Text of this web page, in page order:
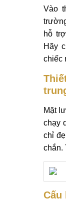
Vào
hỗ
Hãy
chiếc
Mặt
chạy
chỉ
chắn.
Cấu